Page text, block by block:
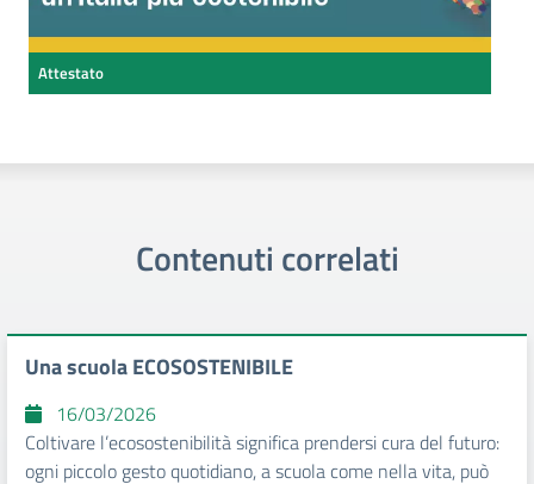
Attestato
Contenuti correlati
Una scuola ECOSOSTENIBILE
16/03/2026
Coltivare l’ecosostenibilità significa prendersi cura del futuro:
ogni piccolo gesto quotidiano, a scuola come nella vita, può